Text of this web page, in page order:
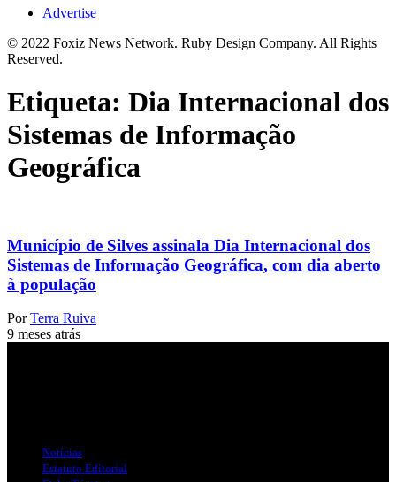
Advertise
© 2022 Foxiz News Network. Ruby Design Company. All Rights
Reserved.
Etiqueta: Dia Internacional dos
Sistemas de Informação
Geográfica
Município de Silves assinala Dia Internacional dos
Sistemas de Informação Geográfica, com dia aberto
à população
Por Terra Ruiva
9 meses atrás
Notícias
Estatuto Editorial